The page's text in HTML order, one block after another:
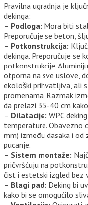
Pravilna ugradnja je
dekinga:
– Podloga: Mora biti
Preporučuje se beton,
– Potkonstrukcija:
dekinga. Preporučuje se
potkonstrukcije.
otporna na sve uslove,
ekološki prihvatljiva, ali
promenama. Razmak
da prelazi 35-40 cm
– Dilatacije: WPC
temperature. Obavezno
mm) između dasaka i od
pucanje.
– Sistem montaže:
pričvršćuju na
čist i estetski izgled bez
– Blagi pad: Deking bi
kako bi se omogućilo